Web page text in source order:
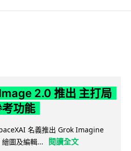
2.0 推出 主打局
功能
名義推出 Grok Imagine
圖及編輯...
閱讀全文